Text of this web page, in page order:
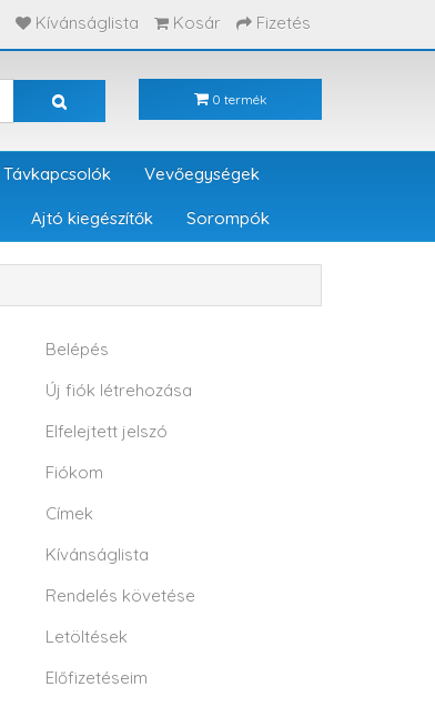
Kívánságlista Kosár Fizetés
0 termék
Távkapcsolók Vevőegységek
Ajtó kiegészítők Sorompók
Belépés
Új fiók létrehozása
Elfelejtett jelszó
Fiókom
Címek
Kívánságlista
Rendelés követése
Letöltések
Előfizetéseim